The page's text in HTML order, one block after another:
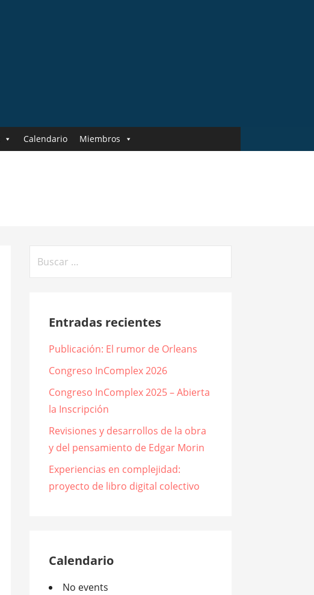
Calendario Miembros
Entradas recientes
Publicación: El rumor de Orleans
Congreso InComplex 2026
Congreso InComplex 2025 – Abierta
la Inscripción
Revisiones y desarrollos de la obra
y del pensamiento de Edgar Morin
Experiencias en complejidad:
proyecto de libro digital colectivo
Calendario
No events